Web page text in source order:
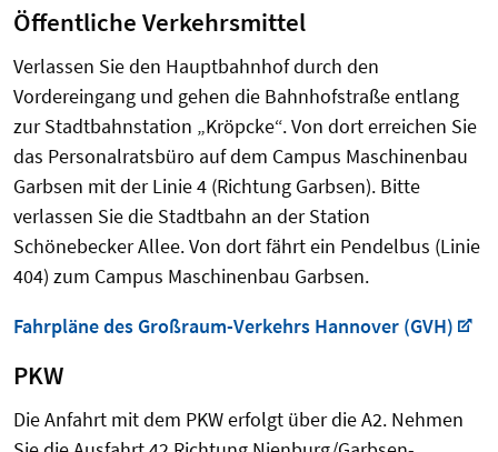
Öffentliche Verkehrsmittel
Verlassen Sie den Hauptbahnhof durch den
Vordereingang und gehen die Bahnhofstraße entlang
zur Stadtbahnstation „Kröpcke“. Von dort erreichen Sie
das Personalratsbüro auf dem Campus Maschinenbau
Garbsen mit der Linie 4 (Richtung Garbsen). Bitte
verlassen Sie die Stadtbahn an der Station
Schönebecker Allee. Von dort fährt ein Pendelbus (Linie
404) zum Campus Maschinenbau Garbsen.
Fahrpläne des Großraum-Verkehrs Hannover (GVH)
PKW
Die Anfahrt mit dem PKW erfolgt über die A2. Nehmen